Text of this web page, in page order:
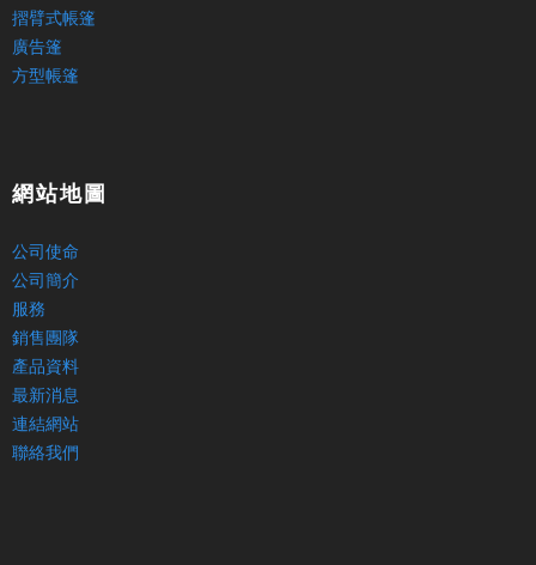
摺臂式帳篷
廣告篷
方型帳篷
網站地圖
公司使命
公司簡介
服務
銷售團隊
產品資料
最新消息
連結網站
聯絡我們